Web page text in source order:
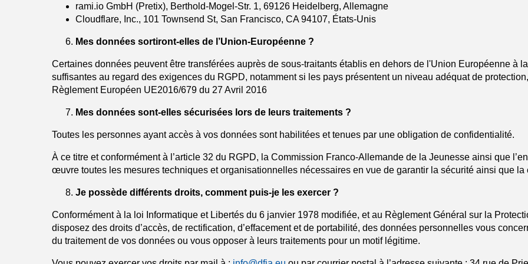
rami.io GmbH (Pretix), Berthold-Mogel-Str. 1, 69126 Heidelberg, Allemagne
Cloudflare, Inc., 101 Townsend St, San Francisco, CA 94107, États-Unis
Mes données sortiront-elles de l’Union-Européenne ?
Certaines données peuvent être transférées auprès de sous-traitants établis en dehors de l'Union Européenne à
suffisantes au regard des exigences du RGPD, notamment si les pays présentent un niveau adéquat de
Règlement Européen UE2016/679 du 27 Avril 2016
Mes données sont-elles sécurisées lors de leurs traitements ?
Toutes les personnes ayant accès à vos données sont habilitées et tenues par une obligation de confidentialité.
À ce titre et conformément à l’article 32 du RGPD, la Commission Franco-Allemande de la Jeunesse ainsi que
œuvre toutes les mesures techniques et organisationnelles nécessaires en vue de garantir la sécurité ainsi que
Je possède différents droits, comment puis-je les exercer ?
Conformément à la loi Informatique et Libertés du 6 janvier 1978 modifiée, et au Règlement Général sur la
disposez des droits d’accès, de rectification, d’effacement et de portabilité, des données personnelles vous
du traitement de vos données ou vous opposer à leurs traitements pour un motif légitime.